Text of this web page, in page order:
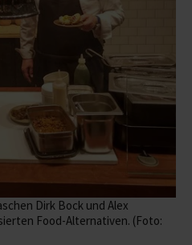
Dirk Bock und Alex
Food-Alternativen. (Foto: